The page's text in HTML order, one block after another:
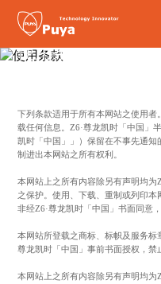
使用条款
下列条款适用于所有本网站之使用
载任何信息。Z6·尊龙凯时「中国」
凯时「中国」」）保留在不事先通
制进出本网站之所有权利。
本网站上之所有内容除另有声明均
之保护。使用、下载、重制或列印本
非经Z6·尊龙凯时「中国」书面同
本网站所登载之商标、标帜及服务标
尊龙凯时「中国」事前书面授权，禁
本网站上之所有内容除另有声明均